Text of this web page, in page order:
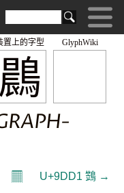
GlyphWiki
鷐
置上的字型
𝄜 U+9DD1 鷑 →